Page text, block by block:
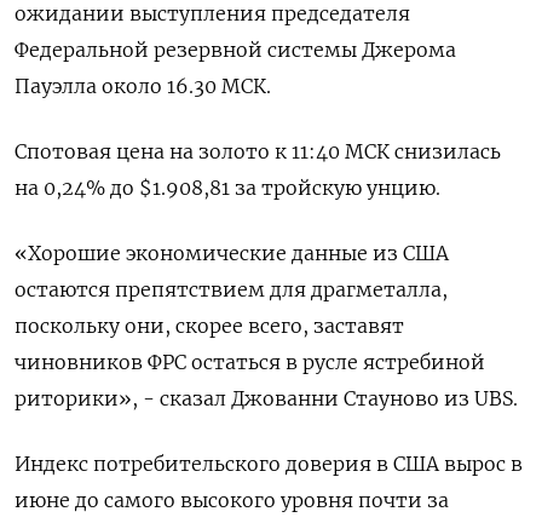
ожидании выступления председателя
Федеральной резервной системы Джерома
Пауэлла около 16.30 МСК.
Спотовая цена на золото к 11:40 МСК снизилась
на 0,24% до $1.908,81​ за тройскую унцию.
«Хорошие экономические данные из США
остаются препятствием для драгметалла,
поскольку они, скорее всего, заставят
чиновников ФРС остаться в русле ястребиной
риторики», - сказал Джованни Стауново из UBS.
Индекс потребительского доверия в США вырос в
июне до самого высокого уровня почти за